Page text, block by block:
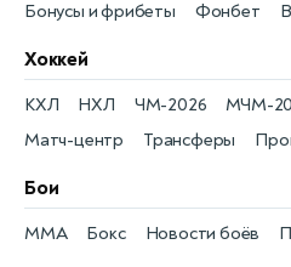
Бонусы и фрибеты
Фонбет
Хоккей
КХЛ
Матч-центр
НХЛ
Трансферы
ЧМ-2026
МЧМ-
Бои
Новости боёв
MMA Бокс